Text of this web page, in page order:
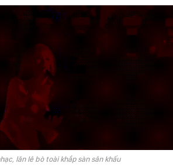
lăn lê bò toài khắp sàn sân khấu